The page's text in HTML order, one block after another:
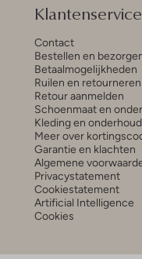
Klantenservice
Contact
Bestellen en
Betaalmogelijkheden
Ruilen en retourneren
Retour aanmelden
Schoenmaat en
Kleding en onderhoud
Meer over
Garantie en klachten
Algemene
Privacystatement
Cookiestatement
Artificial Intelligence
Cookies